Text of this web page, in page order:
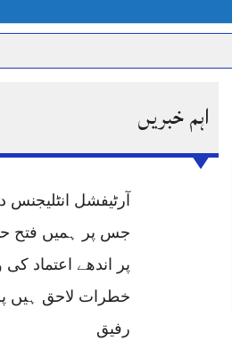
حرمت پر قربان
اہم خبریں
آرٹیفشل انٹلیجنس
پر اندھے اعتماد
خطرات لاحق ہیں
رفیق